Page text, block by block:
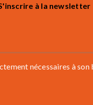
à la newsletter
légalesnécessaires à